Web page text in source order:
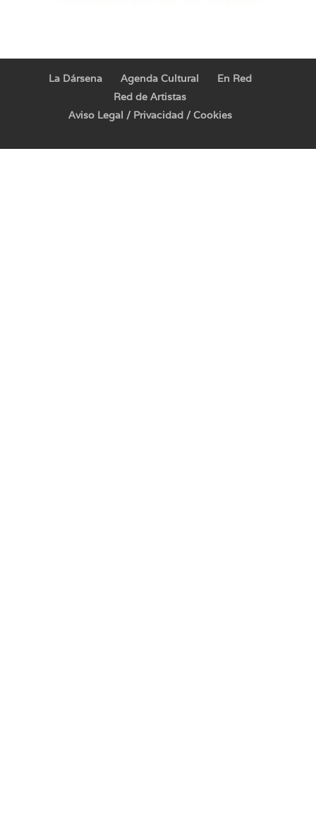
La Dársena Agenda Cultural
En Red
Red de Artistas
Aviso Legal / Privacidad / Cookies